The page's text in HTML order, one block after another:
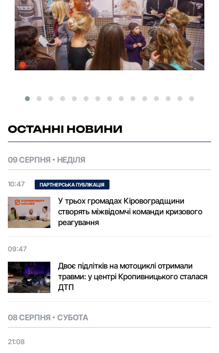
ОСТАННІ НОВИНИ
09 СЕРПНЯ НЕДІЛЯ
10:47 ПАРТНЕРСЬКА ПУБЛІКАЦІЯ
У трьох громадах Кіровоградщини
створять міжвідомчі команди кризового
реагування
09:47
Двоє підлітків на мотоциклі отримали
травми: у центрі Кропивницького сталася
ДТП
08 СЕРПНЯ СУБОТА
21:08